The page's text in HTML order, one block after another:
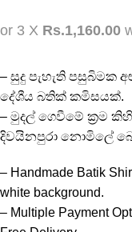
or 3 X Rs.1,160.00
– සුදු පැහැති පසුබිමක
දේශීය බතික් කමිසයක්.
– මුදල් ගෙවීමේ ක්‍රම
දිවයිනපුරා නොමිලේ
– Handmade Batik
white background.
– Multiple Payment